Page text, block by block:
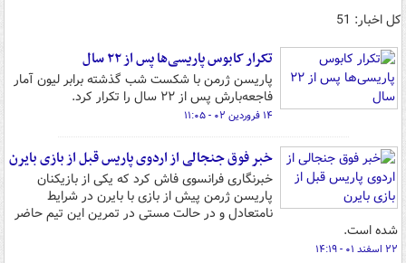
کل اخبار: 51
تکرار کابوس پاریسی‌ها پس از ۲۲ سال
پاریسن ژرمن با شکست شب گذشته برابر لیون آمار
فاجعه‌بارش پس از ۲۲ سال را تکرار کرد.
۱۴ فروردین ۰۲ - ۱۱:۰۵
خبر فوق جنجالی از اردوی پاریس قبل از بازی بایرن
خبرنگاری فرانسوی فاش کرد که یکی از بازیکنان
پاریسن ژرمن پیش از بازی با بایرن در شرایط
نامتعادل و در حالت مستی در تمرین این تیم حاضر
شده است.
۲۲ اسفند ۰۱ - ۱۴:۱۹